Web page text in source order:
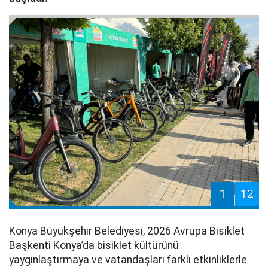
1 12
Konya Büyükşehir Belediyesi, 2026 Avrupa Bisiklet
Başkenti Konya’da bisiklet kültürünü
yaygınlaştırmaya ve vatandaşları farklı etkinliklerle